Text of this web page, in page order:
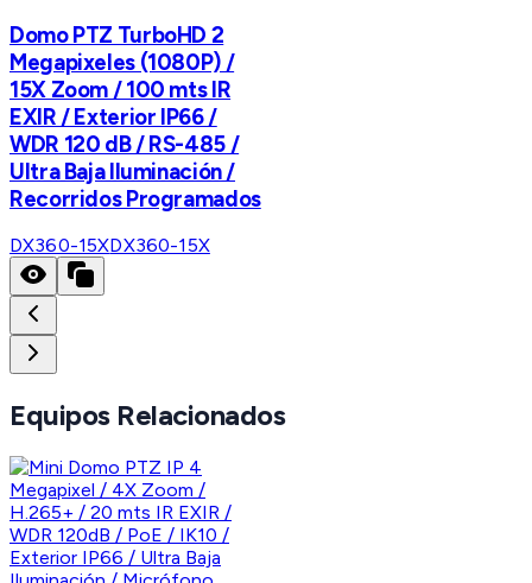
Domo PTZ TurboHD 2
Megapixeles (1080P) /
15X Zoom / 100 mts IR
EXIR / Exterior IP66 /
WDR 120 dB / RS-485 /
Ultra Baja Iluminación /
Recorridos Programados
DX360-15XDX360-15X
Equipos Relacionados